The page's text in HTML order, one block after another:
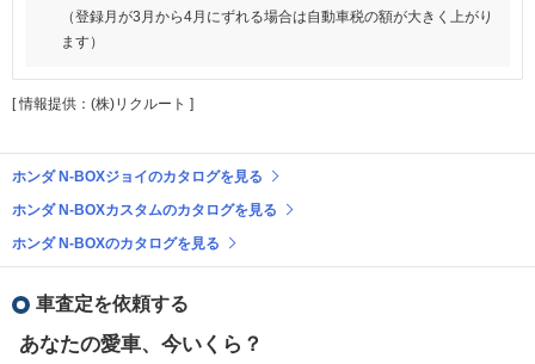
（登録月が3月から4月にずれる場合は自動車税の額が大きく上がり
ます）
[ 情報提供：(株)リクルート ]
ホンダ N-BOXジョイのカタログを見る
ホンダ N-BOXカスタムのカタログを見る
ホンダ N-BOXのカタログを見る
車査定を依頼する
あなたの愛車、今いくら？